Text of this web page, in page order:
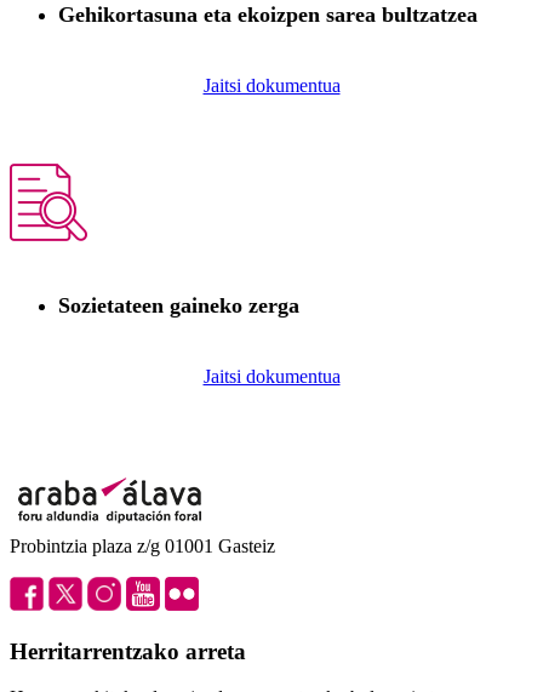
Gehikortasuna eta ekoizpen sarea bultzatzea
Jaitsi dokumentua
Sozietateen gaineko zerga
Jaitsi dokumentua
Probintzia plaza z/g 01001 Gasteiz
Herritarrentzako arreta